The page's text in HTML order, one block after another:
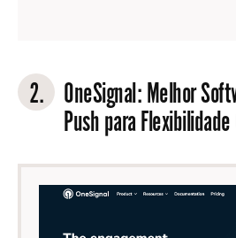
2. OneSignal: Melhor
Push para